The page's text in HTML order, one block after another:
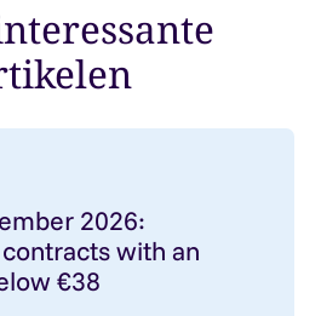
2026:
with an
€38